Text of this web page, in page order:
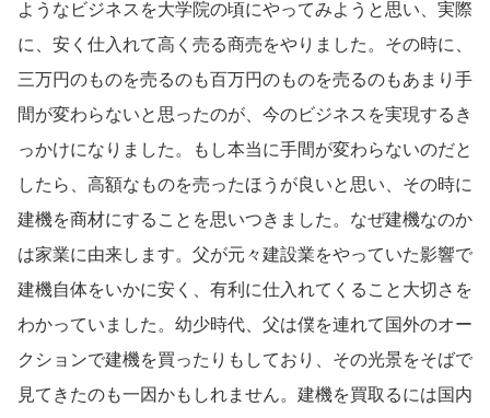
ようなビジネスを大学院の頃にやってみようと思い、実際
に、安く仕入れて高く売る商売をやりました。その時に、
三万円のものを売るのも百万円のものを売るのもあまり手
間が変わらないと思ったのが、今のビジネスを実現するき
っかけになりました。もし本当に手間が変わらないのだと
したら、高額なものを売ったほうが良いと思い、その時に
建機を商材にすることを思いつきました。なぜ建機なのか
は家業に由来します。父が元々建設業をやっていた影響で
建機自体をいかに安く、有利に仕入れてくること大切さを
わかっていました。幼少時代、父は僕を連れて国外のオー
クションで建機を買ったりもしており、その光景をそばで
見てきたのも一因かもしれません。建機を買取るには国内